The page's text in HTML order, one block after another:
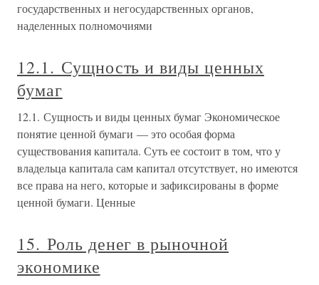
государственных и негосударственных органов,
наделенных полномочиями
12.1. Сущность и виды ценных
бумаг
12.1. Сущность и виды ценных бумаг Экономическое
понятие ценной бумаги — это особая форма
существования капитала. Суть ее состоит в том, что у
владельца капитала сам капитал отсутствует, но имеются
все права на него, которые и зафиксированы в форме
ценной бумаги. Ценные
15. Роль денег в рыночной
экономике